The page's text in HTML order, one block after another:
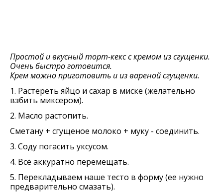
Простой и вкусный торт-кекс с кремом из сгущенки.
Очень быстро готовится.
Крем можно приготовить и из вареной сгущенки.
1. Растереть яйцо и сахар в миске (желательно
взбить миксером).
2. Масло растопить.
Сметану + сгущеное молоко + муку - соединить.
3. Соду погасить уксусом.
4. Всё аккуратно перемещать.
5. Перекладываем наше тесто в форму (ее нужно
предварительно смазать).